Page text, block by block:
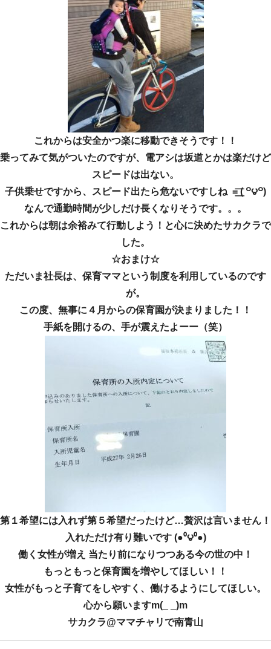
これからは安全かつ楽に移動できそうです！！
乗ってみて気がついたのですが、電アシは坂道とかは楽だけど
スピードは出ない。
子供乗せですから、スピード出たら危ないですしね =͟͟͞͞ ( ꒪౪꒪)
なんで通勤時間が少しだけ長くなりそうです。。。
これからは朝は余裕みて行動しよう！と心に決めたサカクラで
した。
☆おまけ☆
ただいま社長は、保育ママという制度を利用しているのです
が。
この度、無事に４月からの保育園が決まりました！！
手紙を開けるの、手が震えたよーー（笑）
第１希望には入れず第５希望だったけど…贅沢は言いません！
入れただけ有り難いです (●⁰౪⁰●)
働く女性が増え 当たり前になりつつある今の世の中！
もっともっと保育園を増やしてほしい！！
女性がもっと子育てをしやすく、働けるようにしてほしい。
心から願いますm(_ _)m
サカクラ@ママチャリで南青山